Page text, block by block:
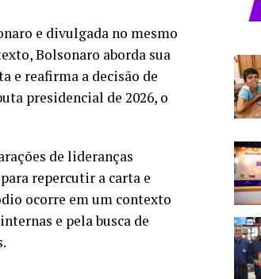
e divulgada no mesmo
Bolsonaro aborda sua
e reafirma a decisão de
presidencial de 2026, o
de lideranças
repercutir a carta e
ocorre em um contexto
e pela busca de